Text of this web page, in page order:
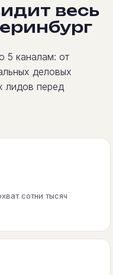
весь
5 каналам: от
деловых
лидов перед
сотни тысяч